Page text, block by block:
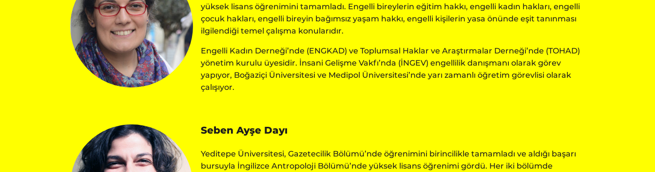
yüksek lisans öğrenimini tamamladı. Engelli bireylerin eğitim hakkı, engelli kadın hakları, engelli
çocuk hakları, engelli bireyin bağımsız yaşam hakkı, engelli kişilerin yasa önünde eşit tanınması
ilgilendiği temel çalışma konularıdır.
Engelli Kadın Derneği’nde (ENGKAD) ve Toplumsal Haklar ve Araştırmalar Derneği’nde (TOHAD)
yönetim kurulu üyesidir. İnsani Gelişme Vakfı’nda (İNGEV) engellilik danışmanı olarak görev
yapıyor, Boğaziçi Üniversitesi ve Medipol Üniversitesi’nde yarı zamanlı öğretim görevlisi olarak
çalışıyor.
Seben Ayşe Dayı
Yeditepe Üniversitesi, Gazetecilik Bölümü’nde öğrenimini birincilikle tamamladı ve aldığı başarı
bursuyla İngilizce Antropoloji Bölümü’nde yüksek lisans öğrenimi gördü. Her iki bölümde